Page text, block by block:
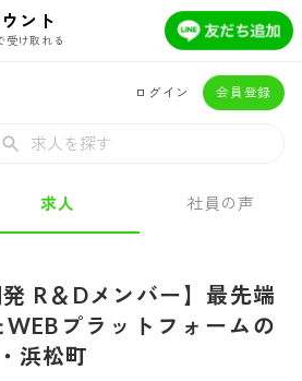
ント
受け取れる
ログイン 会員登録
求人を探す
求人 社員の声
発 R＆Dメンバー】最先端
プラットフォームの
浜松町